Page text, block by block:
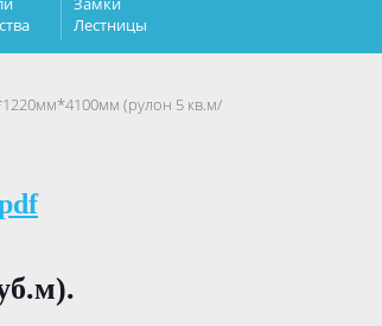
Лестницы
(рулон 5 кв.м/